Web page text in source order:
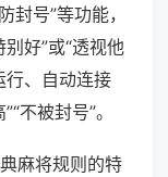
封号”等功能，
好”或“透视他
行、自动连接
不被封号”。
麻将规则的特